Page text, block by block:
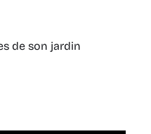
de son jardin